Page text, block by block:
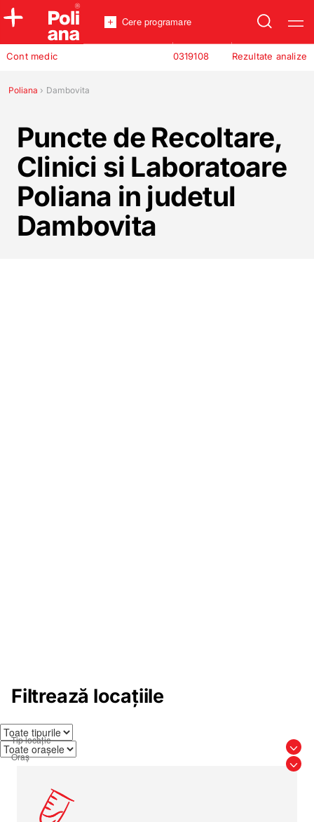
Policlinica
Analize
Cont medic Rezultate analize
0319108
Cere programare
Poliana › Dambovita
Puncte de Recoltare,
Clinici si Laboratoare
Poliana in judetul
Dambovita
Filtrează locațiile